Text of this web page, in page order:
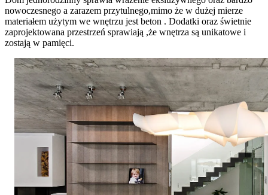
nowoczesnego a zarazem przytulnego,mimo że w dużej mierze
materiałem użytym we wnętrzu jest beton . Dodatki oraz świetnie
zaprojektowana przestrzeń sprawiają ,że wnętrza są unikatowe i
zostają w pamięci.